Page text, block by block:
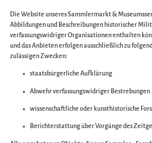
bitte die
Wir
Die Website unseres Sammlermarkt &
Abbildungen und Beschreibungen historischer
verfassungswidriger Organisationen enthalten
und das Anbieten erfolgen ausschließlich zu
zulässigen Zwecken:
staatsbürgerliche Aufklärung
Abwehr verfassungswidriger Bestrebungen
wissenschaftliche oder kunsthistorische
Berichterstattung über Vorgänge des